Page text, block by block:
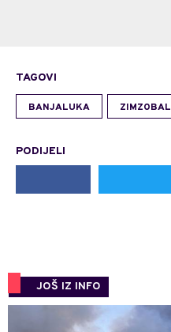
TAGOVI
BANJALUKA ZIMZOBAL
PODIJELI
JOŠ IZ INFO